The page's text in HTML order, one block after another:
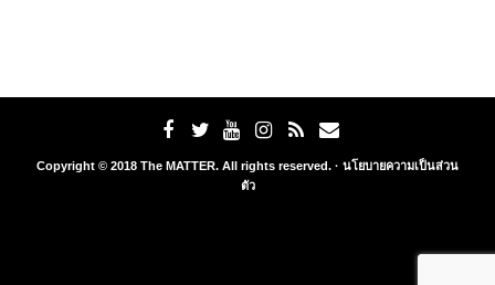
Copyright © 2018 The MATTER. All rights reserved. · นโยบายความเป็นส่วน
ตัว